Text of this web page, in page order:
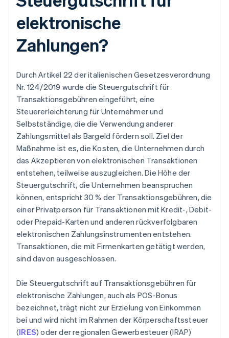
elektronische
Zahlungen?
Durch Artikel 22 der italienischen Gesetzesverordnung
Nr. 124/2019 wurde die Steuergutschrift für
Transaktionsgebühren eingeführt, eine
Steuererleichterung für Unternehmer und
Selbstständige, die die Verwendung anderer
Zahlungsmittel als Bargeld fördern soll. Ziel der
Maßnahme ist es, die Kosten, die Unternehmen durch
das Akzeptieren von elektronischen Transaktionen
entstehen, teilweise auszugleichen. Die Höhe der
Steuergutschrift, die Unternehmen beanspruchen
können, entspricht 30 % der Transaktionsgebühren, die
einer Privatperson für Transaktionen mit Kredit-, Debit-
oder Prepaid-Karten und anderen rückverfolgbaren
elektronischen Zahlungsinstrumenten entstehen.
Transaktionen, die mit Firmenkarten getätigt werden,
sind davon ausgeschlossen.
Die Steuergutschrift auf Transaktionsgebühren für
elektronische Zahlungen, auch als POS-Bonus
bezeichnet, trägt nicht zur Erzielung von Einkommen
bei und wird nicht im Rahmen der Körperschaftssteuer
(IRES) oder der regionalen Gewerbesteuer (IRAP)